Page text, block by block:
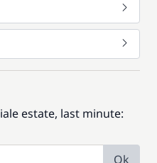
estate, last minute:
Ok